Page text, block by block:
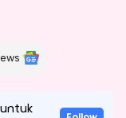
untuk